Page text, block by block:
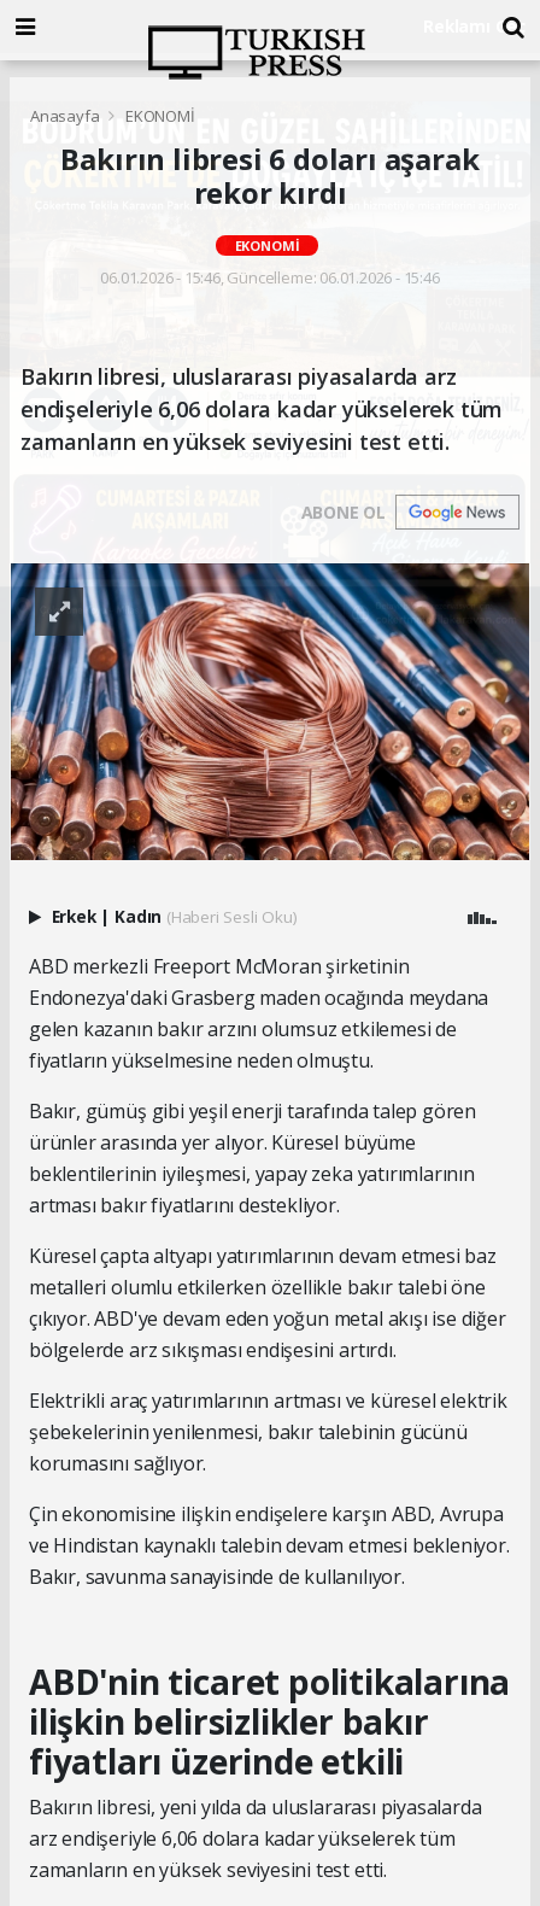
Anasayfa EKONOMİ
Bakırın libresi 6 doları aşarak
rekor kırdı
EKONOMİ
06.01.2026 - 15:46, Güncelleme: 06.01.2026 - 15:46
Bakırın libresi, uluslararası piyasalarda arz
endişeleriyle 6,06 dolara kadar yükselerek tüm
zamanların en yüksek seviyesini test etti.
ABONE OL
Erkek | Kadın (Haberi Sesli Oku)
ABD merkezli Freeport McMoran şirketinin
Endonezya'daki Grasberg maden ocağında meydana
gelen kazanın bakır arzını olumsuz etkilemesi de
fiyatların yükselmesine neden olmuştu.
Bakır, gümüş gibi yeşil enerji tarafında talep gören
ürünler arasında yer alıyor. Küresel büyüme
beklentilerinin iyileşmesi, yapay zeka yatırımlarının
artması bakır fiyatlarını destekliyor.
Küresel çapta altyapı yatırımlarının devam etmesi baz
metalleri olumlu etkilerken özellikle bakır talebi öne
çıkıyor. ABD'ye devam eden yoğun metal akışı ise diğer
bölgelerde arz sıkışması endişesini artırdı.
Elektrikli araç yatırımlarının artması ve küresel elektrik
şebekelerinin yenilenmesi, bakır talebinin gücünü
korumasını sağlıyor.
Çin ekonomisine ilişkin endişelere karşın ABD, Avrupa
ve Hindistan kaynaklı talebin devam etmesi bekleniyor.
Bakır, savunma sanayisinde de kullanılıyor.
ABD'nin ticaret politikalarına
ilişkin belirsizlikler bakır
fiyatları üzerinde etkili
Bakırın libresi, yeni yılda da uluslararası piyasalarda
arz endişeriyle 6,06 dolara kadar yükselerek tüm
zamanların en yüksek seviyesini test etti.